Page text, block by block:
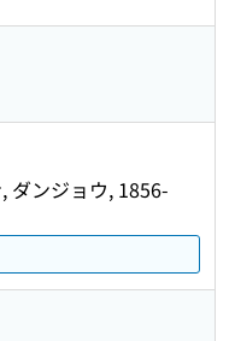
ダンジョウ, 1856-